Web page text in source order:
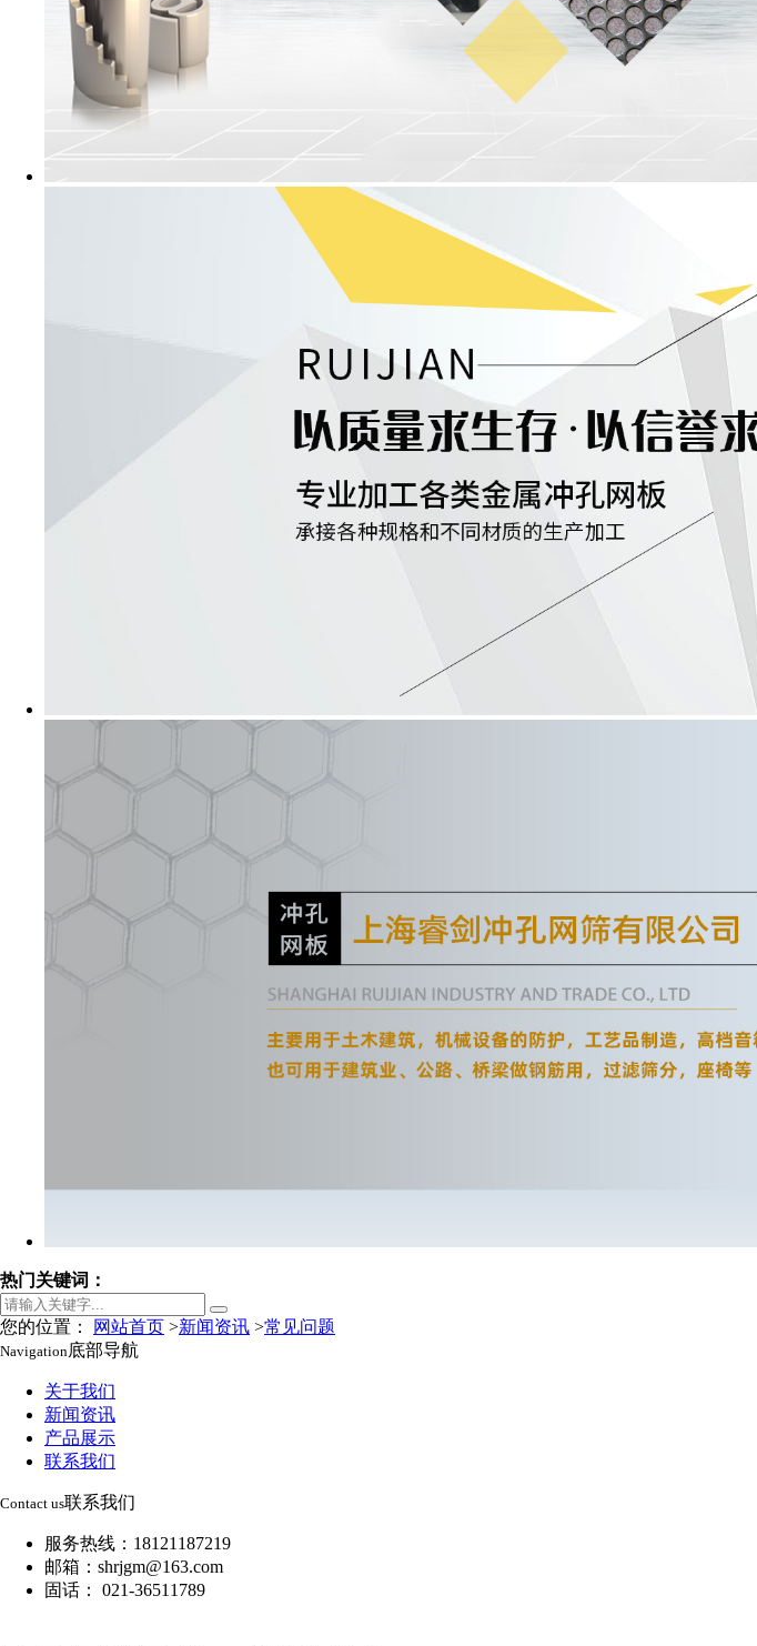
热门关键词：
您的位置： 网站首页 >新闻资讯 >常见问题
Navigation底部导航
关于我们
新闻资讯
产品展示
联系我们
Contact us联系我们
服务热线：18121187219
邮箱：shrjgm@163.com
固话： 021-36511789